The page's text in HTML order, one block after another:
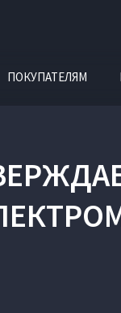
ПОКУПАТЕЛЯМ